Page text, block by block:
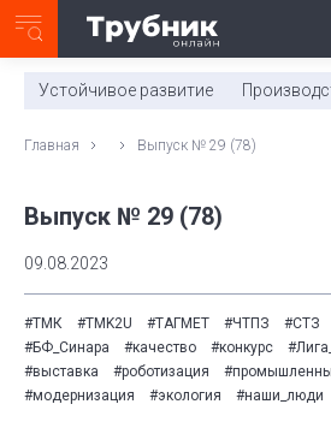
0:00/ 11:03
Устойчивое развитие
Главная Выпуск № 29 (78)
Выпуск № 29 (78)
09.08.2023
#ТМК #TMK2U #ТАГМЕТ #ЧТПЗ #СТЗ
#БФ_Синара
#качество #конкурс
#выставка
#роботизация
#модернизация
#экология #наши_люди